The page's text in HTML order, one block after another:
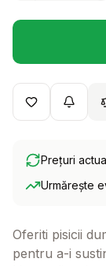
Prețuri
Urmărește
Oferiti pisicii
pentru a-i